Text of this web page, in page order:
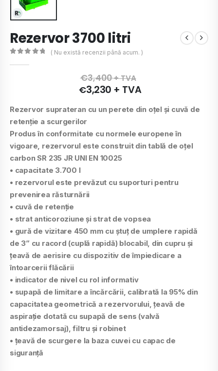
Rezervor 3700 litri
( Nu există recenzii până acum. )
€3,400+ TVA
€3,230 + TVA
Rezervor suprateran cu un perete din oţel şi cuvă de
retenţie a scurgerilor
Produs în conformitate cu normele europene în
vigoare, rezervorul este construit din tablă de oţel
carbon SR 235 JR UNI EN 10025
• capacitate 3.700 l
• rezervorul este prevăzut cu suporturi pentru
prevenirea răsturnării
• cuvă de retenţie
• strat anticoroziune şi strat de vopsea
• gură de vizitare 450 mm cu ştuţ de umplere rapidă
de 3” cu racord (cuplă rapidă) blocabil, din cupru şi
ţeavă de aerisire cu dispozitiv de împiedicare a
întoarcerii flăcării
• indicator de nivelcu rol informativ
• supapă de limitare a încărcării, calibrată la 95% din
capacitatea geometrică a rezervorului, ţeavă de
aspiraţie dotată cu supapă de sens (valvă
antidezamorsaj), filtru şi robinet
• ţeavă de scurgere la baza cuvei cu capac de
siguranţă